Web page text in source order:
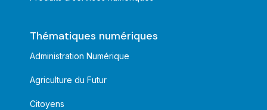
Thématiques numériques
Administration Numérique
Agriculture du Futur
Citoyens